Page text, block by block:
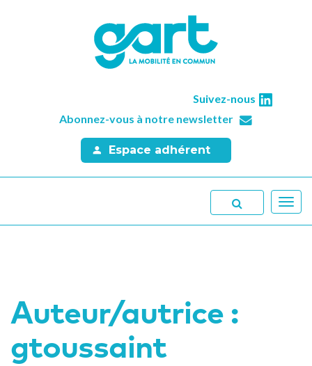
Suivez-nous
Abonnez-vous à notre newsletter
Espace adhérent
Auteur/autrice :
gtoussaint